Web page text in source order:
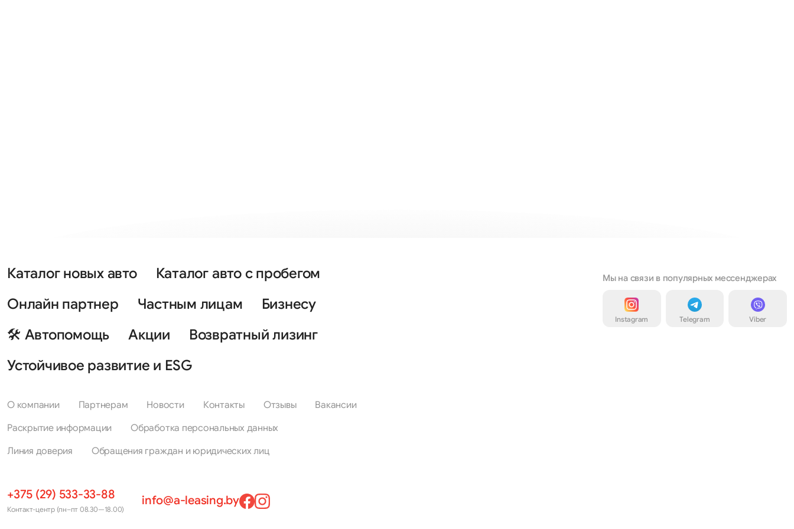
Каталог новых авто
Каталог авто с пробегом
Онлайн партнер
Частным лицам
Бизнесу
🛠 Автопомощь
Акции
Возвратный лизинг
Устойчивое развитие и ESG
О компании Партнерам Новости Контакты Отзывы
Вакансии
Раскрытие информации
Обработка персональных данных
Линия доверия
Обращения граждан и юридических лиц
+375 (29) 533-33-88
Контакт-центр (пн–пт 08.30—18.00)
info@a-leasing.by
Мы на связи в популярных мессенджерах
Instagram Telegram Viber